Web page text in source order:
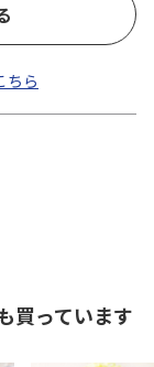
ちら
買っています